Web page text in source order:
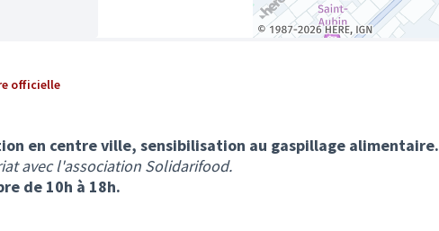
officielle
en centre ville, sensibilisation au gaspillage alimentaire.
avec l'association Solidarifood.
de 10h à 18h.